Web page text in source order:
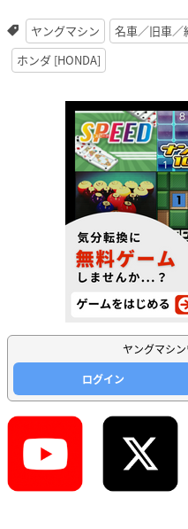
ヤングマシン 名車／旧車／
ホンダ [HONDA]
ヤングマシ
ログイン